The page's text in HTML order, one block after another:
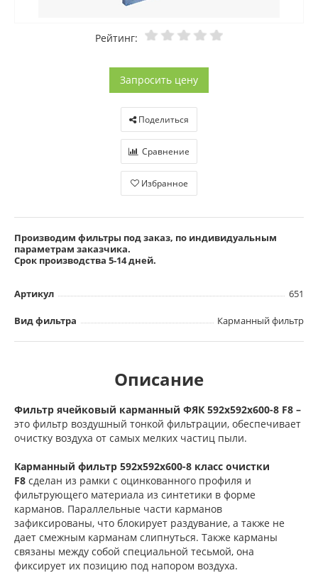
Рейтинг:
Запросить цену
Поделиться
Сравнение
Избранное
Производим фильтры под заказ, по индивидуальным
параметрам заказчика.
Срок производства 5-14 дней.
Артикул 651
Вид фильтра Карманный фильтр
Описание
Фильтр ячейковый карманный ФЯК 592х592х600-8 F8 –
это фильтр воздушный тонкой фильтрации, обеспечивает
очистку воздуха от самых мелких частиц пыли.
Карманный фильтр 592х592х600-8 класс очистки
F8 сделан из рамки с оцинкованного профиля и
фильтрующего материала из синтетики в форме
карманов. Параллельные части карманов
зафиксированы, что блокирует раздувание, а также не
дает смежным карманам слипнуться. Также карманы
связаны между собой специальной тесьмой, она
фиксирует их позицию под напором воздуха.